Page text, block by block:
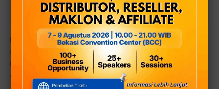
Keniscayaan dan Dimulainya dari Kota Bekasi
Mensitir hadits Nabi tentang 4 golongan yang dirindukan
surga, Ustadz Faisal mengungkapkan, "Surga merupakan
balasan bagi orang-orang yang beriman. Setidaknya, ada
4 golongan orang yang dirindukan surga."